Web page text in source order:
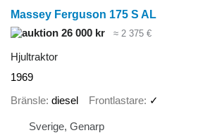
Massey Ferguson 175 S AL
26 000 kr
≈ 2 375 €
Hjultraktor
1969
Bränsle diesel Frontlastare ✓
Sverige, Genarp